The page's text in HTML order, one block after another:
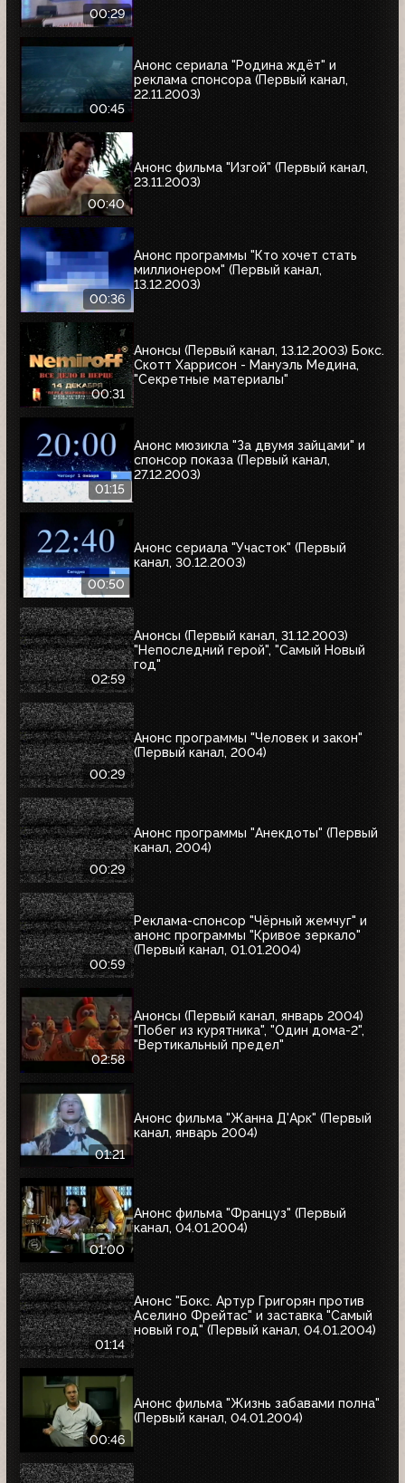
00:29
00:45
Анонс сериала "Родина ждёт" и
реклама спонсора (Первый канал,
22.11.2003)
00:40
Анонс фильма "Изгой" (Первый канал,
23.11.2003)
00:36
Анонс программы "Кто хочет стать
миллионером" (Первый канал,
13.12.2003)
00:31
Анонсы (Первый канал, 13.12.2003) Бокс.
Скотт Харрисон - Мануэль Медина,
"Секретные материалы"
01:15
Анонс мюзикла "За двумя зайцами" и
спонсор показа (Первый канал,
27.12.2003)
00:50
Анонс сериала "Участок" (Первый
канал, 30.12.2003)
02:59
Анонсы (Первый канал, 31.12.2003)
"Непоследний герой", "Самый Новый
год"
00:29
Анонс программы "Человек и закон"
(Первый канал, 2004)
00:29
Анонс программы "Анекдоты" (Первый
канал, 2004)
00:59
Реклама-спонсор "Чёрный жемчуг" и
анонс программы "Кривое зеркало"
(Первый канал, 01.01.2004)
02:58
Анонсы (Первый канал, январь 2004)
"Побег из курятника", "Один дома-2",
"Вертикальный предел"
01:21
Анонс фильма "Жанна Д'Арк" (Первый
канал, январь 2004)
01:00
Анонс фильма "Француз" (Первый
канал, 04.01.2004)
01:14
Анонс "Бокс. Артур Григорян против
Аселино Фрейтас" и заставка "Самый
новый год" (Первый канал, 04.01.2004)
00:46
Анонс фильма "Жизнь забавами полна"
(Первый канал, 04.01.2004)